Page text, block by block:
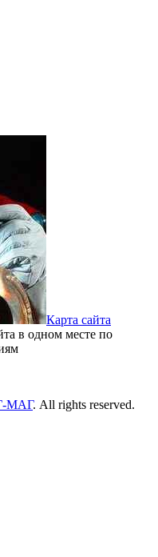
Карта сайта
в одном месте по
МАГ. All rights reserved.